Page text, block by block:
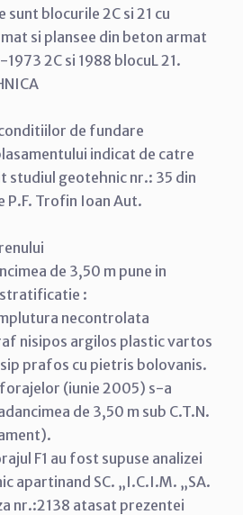
blocurile 2C si 21 cu
si plansee din beton armat
2C si 1988 blocuL 21.
de fundare
indicat de catre
studiul geotehnic nr.: 35 din
P.F. Trofin Ioan Aut.
de 3,50 m pune in
:
necontrolata
nisipos argilos plastic vartos
prafos cu pietris bolovanis.
(iunie 2005) s-a
de 3,50 m sub C.T.N.
F1 au fost supuse analizei
apartinand SC. „I.C.I.M. „SA.
nr.:2138 atasat prezentei